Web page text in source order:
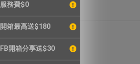
服務費$0
開箱最高送$180
FB開箱分享送$30